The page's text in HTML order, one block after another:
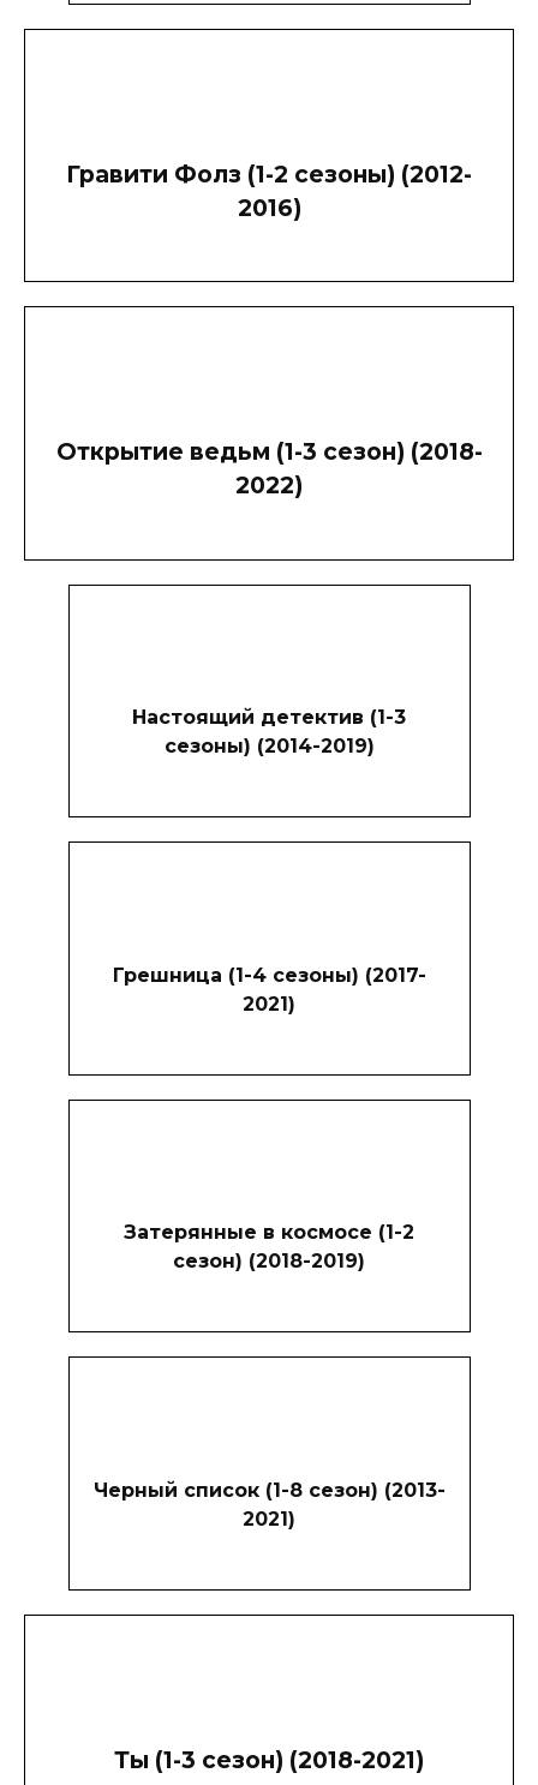
Гравити Фолз (1-2 сезоны) (2012-
2016)
Открытие ведьм (1-3 сезон) (2018-
2022)
Настоящий детектив (1-3
сезоны) (2014-2019)
Грешница (1-4 сезоны) (2017-
2021)
Затерянные в космосе (1-2
сезон) (2018-2019)
Черный список (1-8 сезон) (2013-
2021)
Ты (1-3 сезон) (2018-2021)